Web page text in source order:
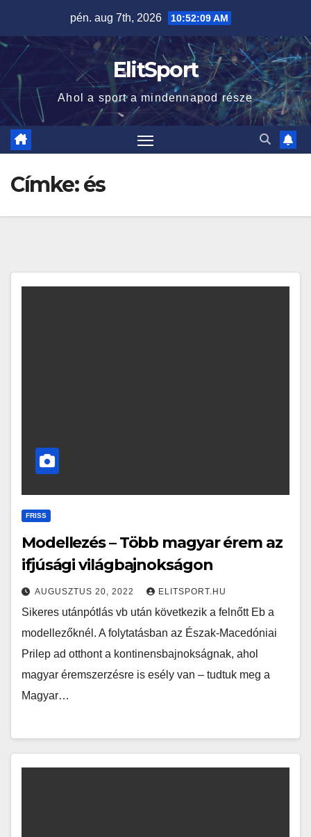
content
pén. aug 7th, 2026 10:52:10 AM
ElitSport
Ahol a sport a mindennapod része
Címke:és
FRISS
Modellezés – Több magyar érem az
ifjúsági világbajnokságon
AUGUSZTUS 20, 2022 ELITSPORT.HU
Sikeres utánpótlás vb után következik a felnőtt Eb a
modellezőknél. A folytatásban az Észak-Macedóniai
Prilep ad otthont a kontinensbajnokságnak, ahol
magyar éremszerzésre is esély van – tudtuk meg a
Magyar…